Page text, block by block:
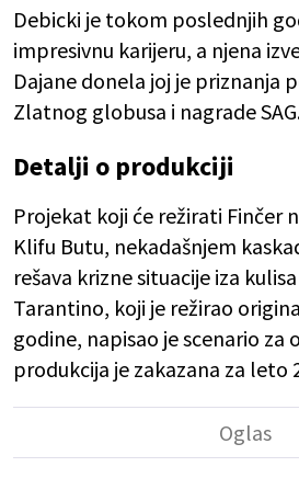
Debicki je tokom poslednjih
impresivnu karijeru, a njena
Dajane donela joj je priznanja
Zlatnog globusa i nagrade
Detalji o produkciji
Projekat koji će režirati Finčer
Klifu Butu, nekadašnjem
rešava krizne situacije iza
Tarantino, koji je režirao
godine, napisao je scenario za
produkcija je zakazana za leto